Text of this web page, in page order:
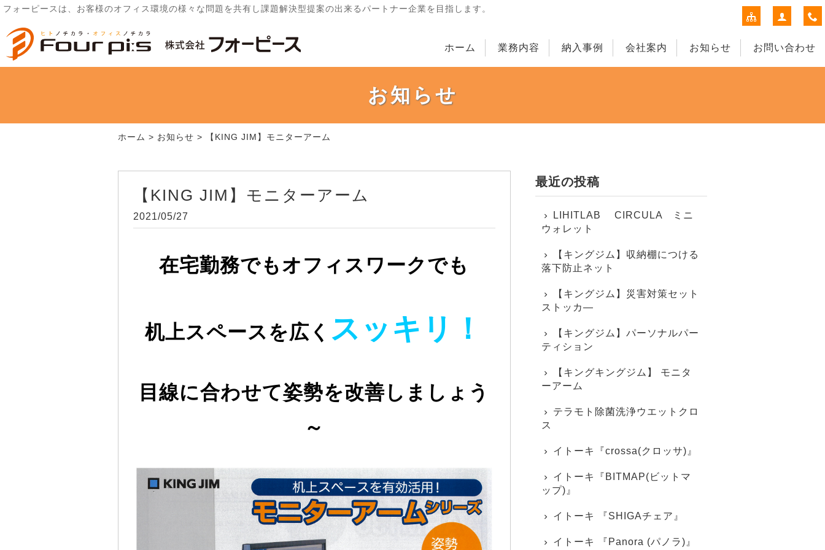
フォーピースは、お客様のオフィス環境の様々な問題を共有し課題解決型提案の出来るパートナー企業を目指します。
ホーム 業務内容 納入事例 会社案内 お知らせ お問い合わせ
お知らせ
ホーム > お知らせ > 【KING JIM】モニターアーム
【KING JIM】モニターアーム
2021/05/27
在宅勤務でもオフィスワークでも
机上スペースを広く スッキリ！
目線に合わせて姿勢を改善 しましょう
～
最近の投稿
LIHITLAB CIRCULA ミニ
ウォレット
【キングジム】収納棚につける
落下防止ネット
【キングジム】災害対策セット
ストッカ―
【キングジム】パーソナルパー
ティション
【キングキングジム】 モニタ
ーアーム
テラモト除菌洗浄ウエットクロ
ス
イトーキ『crossa(クロッサ)』
イトーキ『BITMAP(ビットマ
ップ)』
イトーキ 『SHIGAチェア』
イトーキ 『Panora (パノラ)』